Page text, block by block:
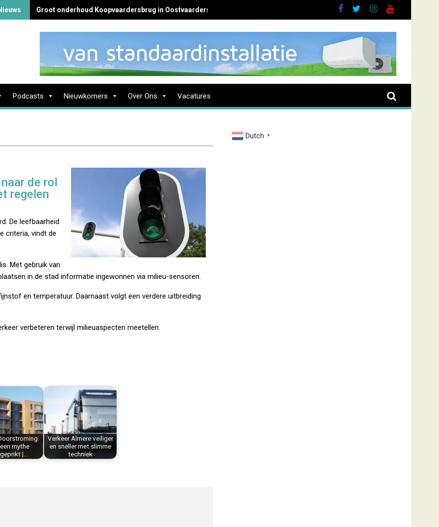
Groot onderhoud Koopvaardersbrug in Oostvaardersbuurt
Podcasts Nieuwkomers Over Ons Vacatures
de rol
regelen
De leefbaarheid
criteria, vindt de
Met gebruik van
in de stad informatie ingewonnen via milieu-sensoren.
en temperatuur. Daarnaast volgt een verdere uitbreiding
verbeteren terwijl milieuaspecten meetellen.
mythe
|…
Verkeer Almere veiliger
en sneller met slimme
techniek
Dutch ▼